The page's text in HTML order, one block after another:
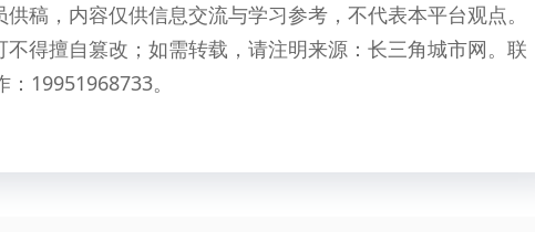
稿，内容仅供信息交流与学习参考，不代表本平台观点。
得擅自篡改；如需转载，请注明来源：长三角城市网。联
19951968733。